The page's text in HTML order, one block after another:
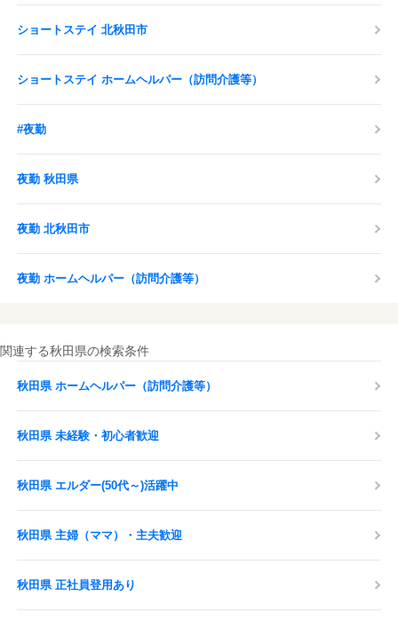
ショートステイ 北秋田市
ショートステイ ホームヘルパー（訪問介護等）
#夜勤
夜勤 秋田県
夜勤 北秋田市
夜勤 ホームヘルパー（訪問介護等）
関連する秋田県の検索条件
秋田県 ホームヘルパー（訪問介護等）
秋田県 未経験・初心者歓迎
秋田県 エルダー(50代～)活躍中
秋田県 主婦（ママ）・主夫歓迎
秋田県 正社員登用あり